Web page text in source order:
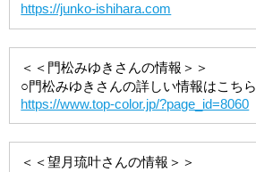
https://junko-ishihara.com
＜＜門松みゆきさんの情報＞＞
○門松みゆきさんの詳しい情報はこちら
https://www.top-color.jp/?page_id=8060
＜＜望月琉叶さんの情報＞＞